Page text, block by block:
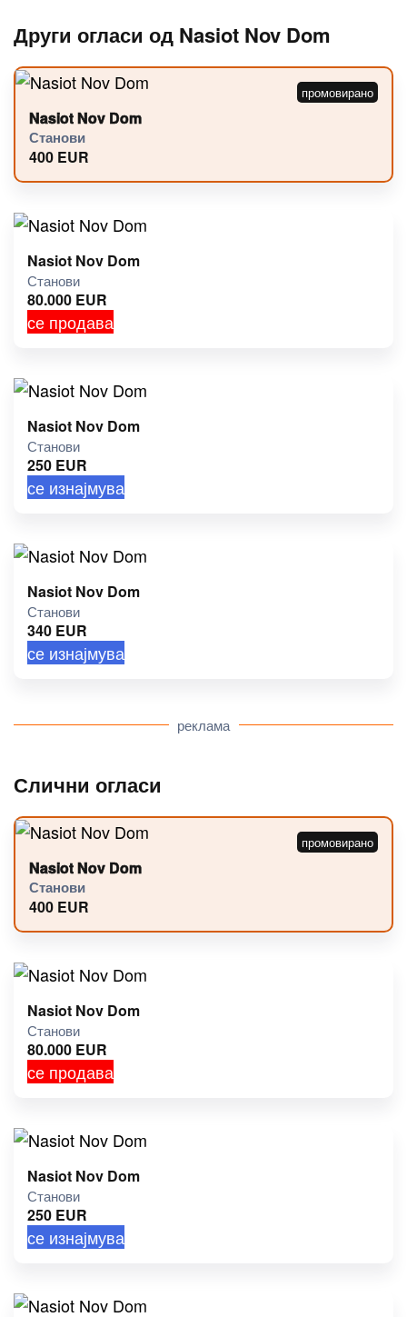
Други огласи од Nasiot Nov Dom
Nasiot Nov Dom
Станови
400 EUR
Nasiot Nov Dom
Станови
80.000 EUR
се продава
Nasiot Nov Dom
Станови
250 EUR
се изнајмува
Nasiot Nov Dom
Станови
340 EUR
се изнајмува
реклама
Слични огласи
Nasiot Nov Dom
Станови
400 EUR
Nasiot Nov Dom
Станови
80.000 EUR
се продава
Nasiot Nov Dom
Станови
250 EUR
се изнајмува